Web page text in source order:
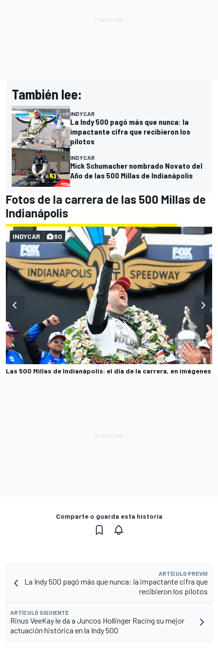
También lee:
INDYCAR
La Indy 500 pagó más que nunca: la
impactante cifra que recibieron los
pilotos
INDYCAR
Mick Schumacher nombrado Novato del
Año de las 500 Millas de Indianápolis
Fotos de la carrera de las 500 Millas de
Indianápolis
Las 500 Millas de Indianápolis: el día de la carrera, en imágenes
INDYCAR 60
Comparte o guarda esta historia
ARTÍCULO PREVIO
La Indy 500 pagó más que nunca: la impactante cifra que
recibieron los pilotos
ARTÍCULO SIGUIENTE
Rinus VeeKay le da a Juncos Hollinger Racing su mejor
actuación histórica en la Indy 500